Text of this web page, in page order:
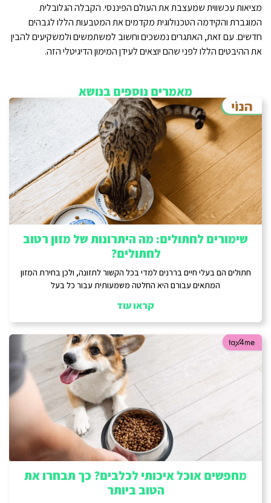
מציאות עכשווית שמעצבת את העולם הפיננסי. הקבלה הגלובלית
המוגברת והקידמה הטכנולוגית מקדמים את המטבעות הללו לגבהים
חדשים. עם זאת, האתגרים נמשכים וחשוב למשתמשים ולמשקיעים להבין
את ההיבטים הללו לפני שהם יוצאים לעידן המימון הדיגיטלי הזה.
מאמרים נוספים בנושא
שימורים לחתולים: מה היתרונות של מזון רטוב
לחתולים?
חתולים הם בעלי חיים בררנים למדי בכל הקשור לתזונה, ולכן בחירת המזון
המתאים עבורם היא החלטה משמעותית עבור כל בעל
קראו עוד
מחפשים אוכל איכותי לכלבים? כך תבחרו את
הטוב ביותר